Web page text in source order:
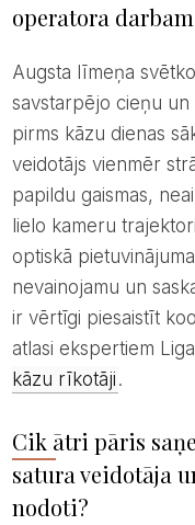
operatora
Augsta līmeņa svētkos viss balstās uz komandas
savstarpējo cieņu
pirms kāzu dienas
veidotājs vienmēr
papildu gaismas,
lielo kameru
optiskā
nevainojamu un
ir vērtīgi piesaistīt
atlasi ekspertiem
kāzu rīkotāji .
Cik ātri pāris
satura veidotāja
nodoti?